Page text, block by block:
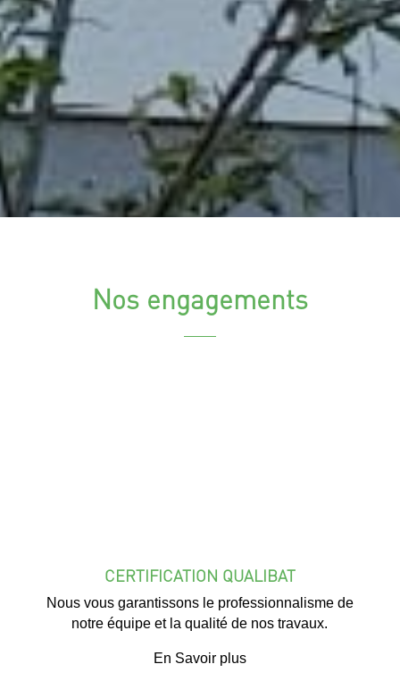
Nos engagements
CERTIFICATION QUALIBAT
Nous vous garantissons le professionnalisme de
notre équipe et la qualité de nos travaux.
En Savoir plus